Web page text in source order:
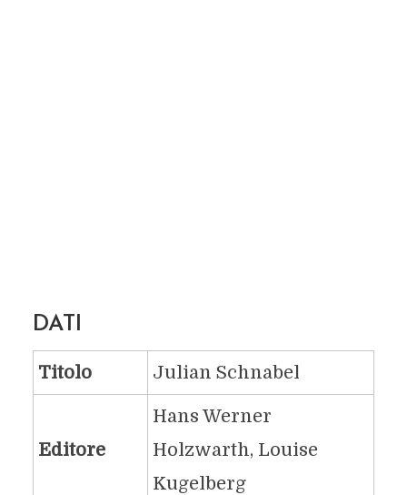
DATI
Titolo Julian Schnabel
Editore
Hans Werner
Holzwarth, Louise
Kugelberg